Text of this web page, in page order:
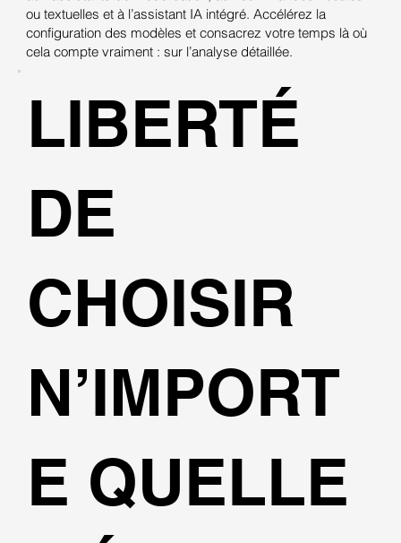
ou textuelles et à l’assistant IA intégré. Accélérez la
configuration des modèles et consacrez votre temps là où
cela compte vraiment : sur l’analyse détaillée.
LIBERTÉ
DE
CHOISIR
N’IMPORT
E QUELLE